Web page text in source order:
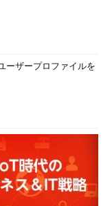
ーザープロファイルを